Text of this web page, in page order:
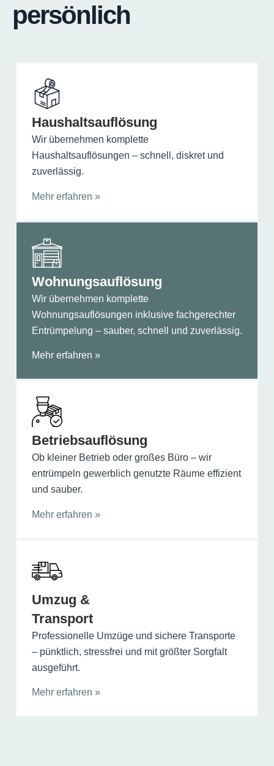
persönlich
Haushalts­auflösung
Wir übernehmen komplette
Haushaltsauflösungen – schnell, diskret und
zuverlässig.
Mehr erfahren »
Wohnungs­auflösung
Wir übernehmen komplette
Wohnungsauflösungen inklusive fachgerechter
Entrümpelung – sauber, schnell und zuverlässig.
Mehr erfahren »
Betriebs­auflösung
Ob kleiner Betrieb oder großes Büro – wir
entrümpeln gewerblich genutzte Räume effizient
und sauber.
Mehr erfahren »
Umzug &
Transport
Professionelle Umzüge und sichere Transporte
– pünktlich, stressfrei und mit größter Sorgfalt
ausgeführt.
Mehr erfahren »